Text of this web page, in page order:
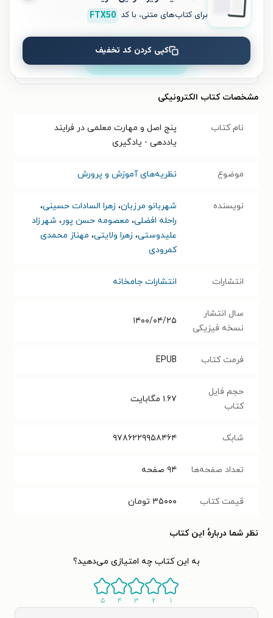
کتاب‌ها را همیشه و همه‌جا تجربه کنید. علاوه‌بر دسترسی
آسان، امکان خرید هزاران کتاب صوتی و الکترونیکی با
تخفیف‌های ویژه و بهترین قیمت هم فراهم است.
نصب
مشخصات کتاب الکترونیکی
نام کتاب
پنج اصل و مهارت معلمی در فرایند
یاددهی - یادگیری
موضوع نظریه‌های آموزش و پرورش
نویسنده شهربانو مرزبان، زهرا السادات حسینی،
راحله افضلی، معصومه حسن پور، شهرزاد
علیدوستی، زهرا ولایتی، مهناز محمدی
کمرودی
انتشارات انتشارات جامخانه
سال انتشار
نسخه فیزیکی
۱۴۰۰/۰۴/۲۵
فرمت کتاب EPUB
حجم فایل
کتاب
۱.۶۷ مگابایت
شابک ۹۷۸۶۲۲۹۹۵۸۴۶۴
تعداد صفحه‌ها ۹۴ صفحه
قیمت کتاب ۳۵۰۰۰ تومان
نظر شما دربارهٔ این کتاب
به این کتاب چه امتیازی می‌دهید؟
۱ ۲ ۳ ۴ ۵
برای کتاب‌های متنی، با کد FTX50
کپی کردن کد تخفیف